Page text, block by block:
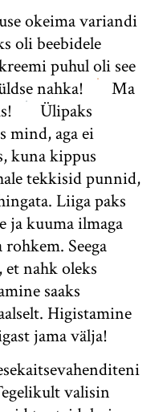
okeima variandi
oli beebidele
puhul oli see
nahka!
Ma
Ülipaks
mind, aga ei
kuna kippus
tekkisid punnid,
Liiga paks
ja kuuma ilmaga
Seega
nahk oleks
saaks
Higistamine
jama välja!
valisin